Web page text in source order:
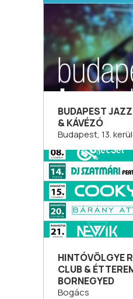
BUDAPEST
& KÁVÉZÓ
Budapest, 13.
HINTÓVÖLGYE
CLUB &
BORNEGYED
Bogács